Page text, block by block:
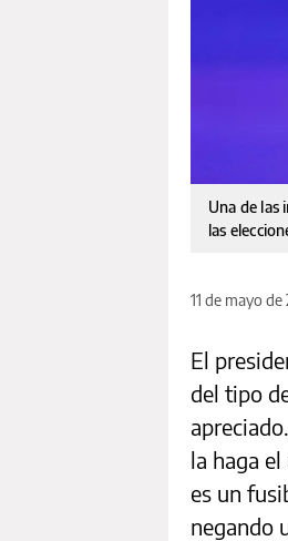
Una de las
las
11 de mayo
El
del tipo
la haga
es un
negando